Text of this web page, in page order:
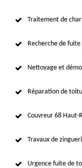
Traitement de
Recherche de
Nettoyage et
Réparation de
Couvreur 68 Haut-
Travaux de
Urgence fuite de